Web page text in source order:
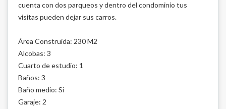
cuenta con dos parqueos y dentro del condominio tus
visitas pueden dejar sus carros.
Área Construida: 230 M2
Alcobas: 3
Cuarto de estudio: 1
Baños: 3
Baño medio: Si
Garaje: 2